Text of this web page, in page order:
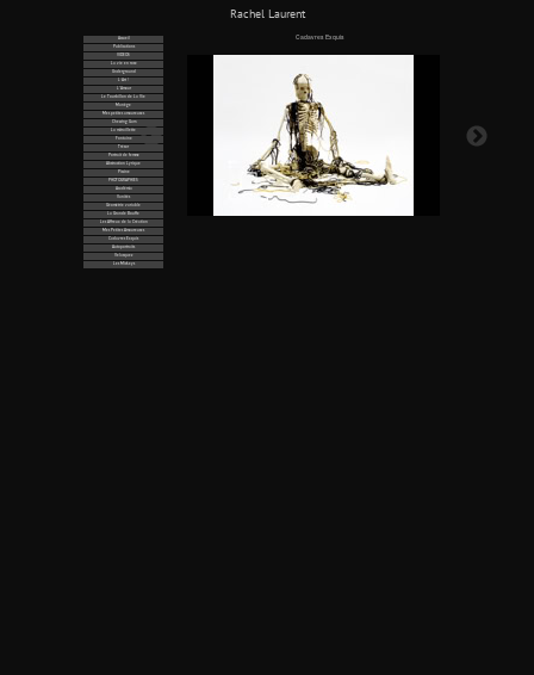
Rachel Laurent
Accueil
Publications
VIDÉOS
La vie en rose
Underground
L’Art !
L'Amour
Le Tourbillon de La Vie
Manège
Mes petites amoureuses
Chewing Gum
La mitraillette
Fontaine
Trésor
Portrait de femme
Abstraction Lyrique
Piscine
PHOTOGRAPHIES
Académia
Vanités
Géométrie variable
La Grande Bouffe
Les Affreux de la Création
Mes Petites Amoureuses
Cadavres Exquis
Autoportraits
Velasquez
Les Mickeys
Cadavres Exquis